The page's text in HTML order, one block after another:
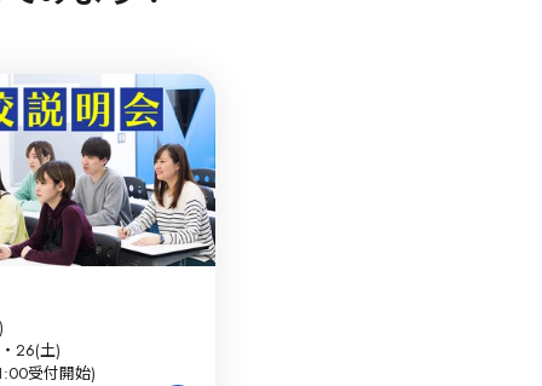
26(土)
受付開始)